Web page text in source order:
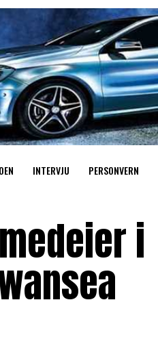
INTERVJU PERSONVERN
i